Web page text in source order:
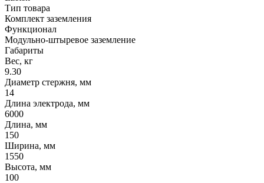
Тип товара
Комплект заземления
Функционал
Модульно-штыревое заземление
Габариты
Вес, кг
9.30
Диаметр стержня, мм
14
Длина электрода, мм
6000
Длина, мм
150
Ширина, мм
1550
Высота, мм
100